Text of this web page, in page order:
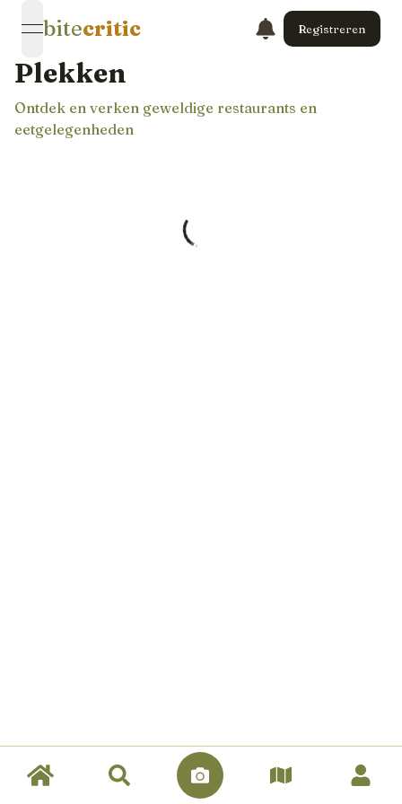
open navigation menu
bitecritic Registreren
Plekken
Ontdek en verken geweldige restaurants en
eetgelegenheden